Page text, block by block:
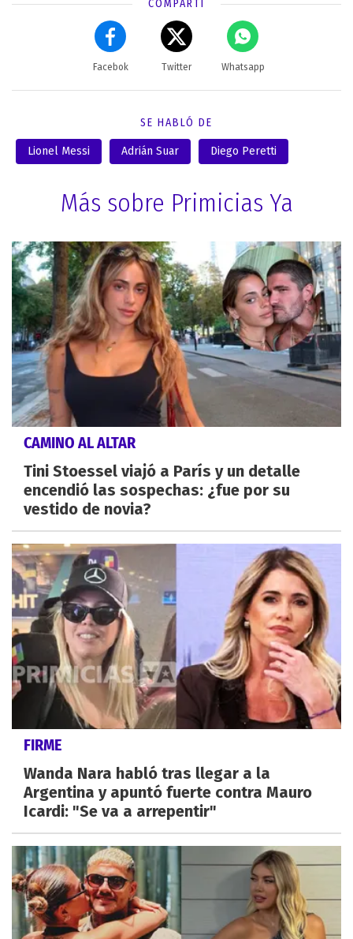
COMPARTÍ
Facebok Twitter Whatsapp
SE HABLÓ DE
Lionel Messi Adrián Suar Diego Peretti
Más sobre Primicias Ya
CAMINO AL ALTAR
Tini Stoessel viajó a París y un detalle
encendió las sospechas: ¿fue por su
vestido de novia?
FIRME
Wanda Nara habló tras llegar a la
Argentina y apuntó fuerte contra Mauro
Icardi: "Se va a arrepentir"